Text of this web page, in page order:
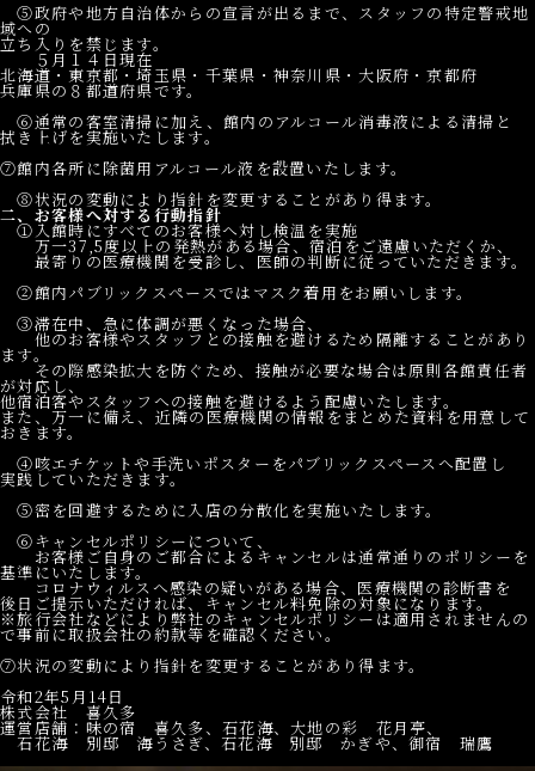
⑤政府や地方自治体からの宣言が出るまで、スタッフの特定警戒地
域への
立ち入りを禁じます。
５月１４日現在
北海道・東京都・埼玉県・千葉県・神奈川県・大阪府・京都府
兵庫県の８都道府県です。
⑥通常の客室清掃に加え、館内のアルコール消毒液による清掃と
拭き上げを実施いたします。
⑦館内各所に除菌用アルコール液を設置いたします。
⑧状況の変動により指針を変更することがあり得ます。
二、お客様へ対する行動指針
①入館時にすべてのお客様へ対し検温を実施
万一37,5度以上の発熱がある場合、宿泊をご遠慮いただくか、
最寄りの医療機関を受診し、医師の判断に従っていただきます。
②館内パブリックスペースではマスク着用をお願いします。
③滞在中、急に体調が悪くなった場合、
他のお客様やスタッフとの接触を避けるため隔離することがあり
ます。
その際感染拡大を防ぐため、接触が必要な場合は原則各館責任者
が対応し、
他宿泊客やスタッフへの接触を避けるよう配慮いたします。
また、万一に備え、近隣の医療機関の情報をまとめた資料を用意して
おきます。
④咳エチケットや手洗いポスターをパブリックスペースへ配置し
実践していただきます。
⑤密を回避するために入店の分散化を実施いたします。
⑥キャンセルポリシーについて、
お客様ご自身のご都合によるキャンセルは通常通りのポリシーを
基準にいたします。
コロナウィルスへ感染の疑いがある場合、医療機関の診断書を
後日ご提示いただければ、キャンセル料免除の対象になります。
※旅行会社などにより弊社のキャンセルポリシーは適用されませんの
で事前に取扱会社の約款等を確認ください。
⑦状況の変動により指針を変更することがあり得ます。
令和2年5月14日
株式会社 喜久多
運営店舗：味の宿 喜久多、石花海、大地の彩 花月亭、
石花海 別邸 海うさぎ、石花海 別邸 かぎや、御宿 瑞鷹